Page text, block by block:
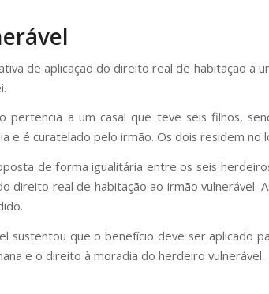
de aplicação do direito real de habitação a
pertencia a um casal que teve seis filhos,
e é curatelado pelo irmão. Os dois residem no
de forma igualitária entre os seis
direito real de habitação ao irmão vulnerável.
sustentou que o benefício deve ser aplicado
e o direito à moradia do herdeiro vulnerável.